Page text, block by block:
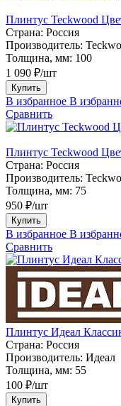
Плинтус Teckwood
Страна: Россия
Производитель:
Толщина, мм: 100
1 090 ₽/шт
Купить
В избранное В
Сравнить
Плинтус Teckwood
Страна: Россия
Производитель:
Толщина, мм: 75
950 ₽/шт
Купить
В избранное В
Сравнить
Плинтус Идеал
Страна: Россия
Производитель: Идеал
Толщина, мм: 55
100 ₽/шт
Купить